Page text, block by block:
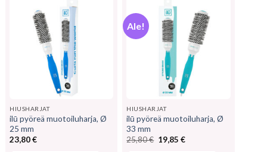
HIUSHARJAT
ilū pyöreä muotoiluharja, Ø
25 mm
23,80€
Ale!
HIUSHARJAT
ilū pyöreä muotoiluharja, Ø
33 mm
25,80€ Alkuperäinen
hinta
19,85€Nykyinen